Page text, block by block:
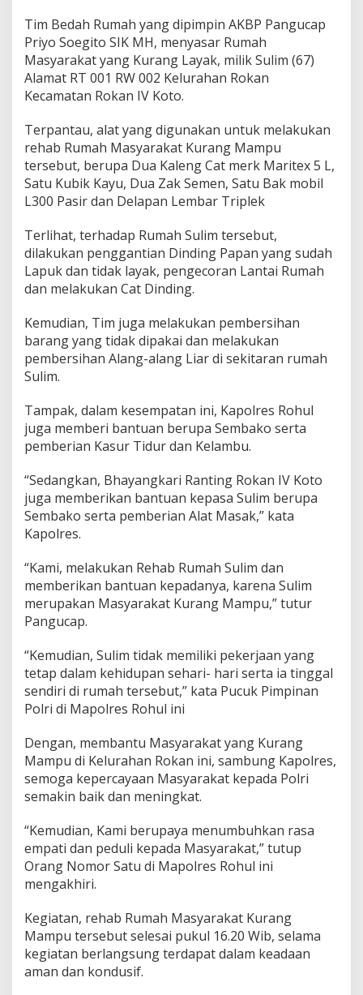
a
h
M
a
s
y
r
a
k
a
t
K
r
a
n
g
M
m
p
u
Tim Bedah Rumah yang dipimpin AKBP Pangucap
Priyo Soegito SIK MH, menyasar Rumah
Masyarakat yang Kurang Layak, milik Sulim (67)
Alamat RT 001 RW 002 Kelurahan Rokan
Kecamatan Rokan IV Koto.
Terpantau, alat yang digunakan untuk melakukan
rehab Rumah Masyarakat Kurang Mampu
tersebut, berupa Dua Kaleng Cat merk Maritex 5 L,
Satu Kubik Kayu, Dua Zak Semen, Satu Bak mobil
L300 Pasir dan Delapan Lembar Triplek
Terlihat, terhadap Rumah Sulim tersebut,
dilakukan penggantian Dinding Papan yang sudah
Lapuk dan tidak layak, pengecoran Lantai Rumah
dan melakukan Cat Dinding.
Kemudian, Tim juga melakukan pembersihan
barang yang tidak dipakai dan melakukan
pembersihan Alang-alang Liar di sekitaran rumah
Sulim.
Tampak, dalam kesempatan ini, Kapolres Rohul
juga memberi bantuan berupa Sembako serta
pemberian Kasur Tidur dan Kelambu.
“Sedangkan, Bhayangkari Ranting Rokan IV Koto
juga memberikan bantuan kepasa Sulim berupa
Sembako serta pemberian Alat Masak,” kata
Kapolres.
“Kami, melakukan Rehab Rumah Sulim dan
memberikan bantuan kepadanya, karena Sulim
merupakan Masyarakat Kurang Mampu,” tutur
Pangucap.
“Kemudian, Sulim tidak memiliki pekerjaan yang
tetap dalam kehidupan sehari- hari serta ia tinggal
sendiri di rumah tersebut,” kata Pucuk Pimpinan
Polri di Mapolres Rohul ini
Dengan, membantu Masyarakat yang Kurang
Mampu di Kelurahan Rokan ini, sambung Kapolres,
semoga kepercayaan Masyarakat kepada Polri
semakin baik dan meningkat.
“Kemudian, Kami berupaya menumbuhkan rasa
empati dan peduli kepada Masyarakat,” tutup
Orang Nomor Satu di Mapolres Rohul ini
mengakhiri.
Kegiatan, rehab Rumah Masyarakat Kurang
Mampu tersebut selesai pukul 16.20 Wib, selama
kegiatan berlangsung terdapat dalam keadaan
aman dan kondusif.